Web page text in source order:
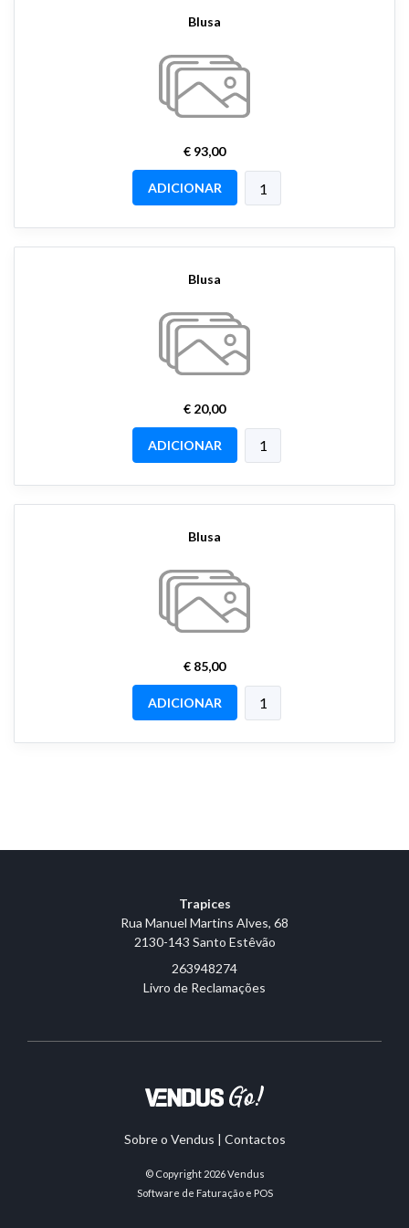
Blusa
€ 93,00
ADICIONAR
Blusa
€ 20,00
ADICIONAR
Blusa
€ 85,00
ADICIONAR
Trapices
Rua Manuel Martins Alves, 68
2130-143 Santo Estêvão
263948274
Livro de Reclamações
Sobre o Vendus | Contactos
© Copyright 2026Vendus
Software de Faturação e POS